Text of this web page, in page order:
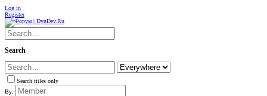
Log in
Register
Search
Search titles only
By: